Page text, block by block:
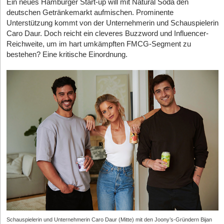
massiver Hebel und globales Testlabor. Auch Zukäufe wie
WAVES lassen sich mit entsprechender Rückendeckung
weitaus leichter stemmen. Die Kehrseite der Medaille:
pacemaker.ai muss in den USA nun vor unabhängigen B2B-
Kund*innen beweisen, dass die Lösung flexibel genug für den
freien Markt ist und nicht nur als Inhouselösung des
Mutterkonzerns funktioniert.
Dichtes Marktumfeld und Wettbewerb:Der Markt für
„Supply Chain AI“ ist kein Blue Ocean. pacemaker.ai betritt in
Nordamerika eine Arena, in der sich etablierte SaaS-Anbieter
drängen. Konkurrent*innen wieAnaplan,Netstock
Slim4
bieten teils seit Jahren hochspezialisierte Softwarelösungen
für Bestandsoptimierung und Supply Chain Analytics an.
Fazit zum Geschäftsmodell:
pacemaker.ai hebt sich jedoch
durch einen klugen strategischen Ansatz ab: die Bündelung
von operativer Effizienzsteigerung (KI-Prognosen) mit der
Lösung drängender Compliance-Pflichten (TÜV-geprüftes
Nachhaltigkeitsmanagement). Da Themen wie CSRD-
Konformität und Scope-3-Emissionen aktuell auf den C-Level-
erklärt Pastoor. Die Zeit, die man sonst in die Suche nach
Investoren stecken müsste, fließe stattdessen direkt in den
Ausbau der Kundenprojekte. Dass dieser Ansatz in der Praxis
funktionieren soll, untermauert das Start-up mit ersten
Referenzprojekten wie dem Europahaus in Aurich, das man
bereits von den eigenen Leistungen überzeugen konnte.
Klare Nische statt Generalistentum
Das junge Unternehmen setzt auf eine Kombination aus
kaufmännischer Expertise und technischem Know-how.
Während Pastoor die kaufmännische Leitung, den Vertrieb und
das Business Development verantwortet, übernimmt sein Co-
Gründer Kamil Beehuspoteea die technische Planung sowie die
Projektleitung.
Anstatt sich als Generalist in der Gebäudetechnik zu versuchen,
hat sich GNU Energy für eine klare Nische entschieden: Die
Hamburger fokussieren sich ausschließlich auf die
Wärmepumpenplanung für Nichtwohngebäude (NWG) im
Bestand. Zu den anvisierten Zielkundinnen zählen neben
Ein neues Hamburger Start-up will mit Natural Soda den
deutschen Getränkemarkt aufmischen. Prominente
Unterstützung kommt von der Unternehmerin und Schauspielerin
Caro Daur. Doch reicht ein cleveres Buzzword und Influencer-
Reichweite, um im hart umkämpften FMCG-Segment zu
bestehen? Eine kritische Einordnung.
Schauspielerin und Unternehmerin Caro Daur (Mitte) mit den Joony’s-Gründern Bijan